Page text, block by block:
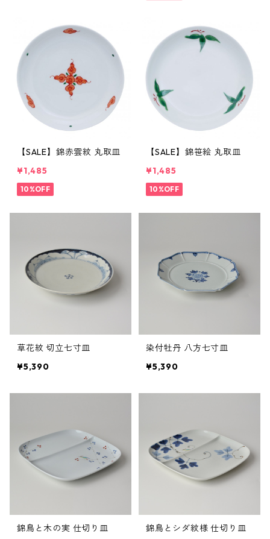
【SALE】錦赤雲紋 丸取皿
¥1,485
10%OFF
【SALE】錦笹絵 丸取皿
¥1,485
10%OFF
草花紋 切立七寸皿
¥5,390
染付牡丹 八方七寸皿
¥5,390
錦鳥と木の実 仕切り皿 錦鳥とシダ紋様 仕切り皿